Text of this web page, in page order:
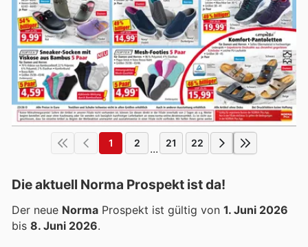
1 2 ... 21 22
Die aktuell Norma Prospekt ist da!
Der neue Norma Prospekt ist gültig von 1. Juni 2026
bis 8. Juni 2026.